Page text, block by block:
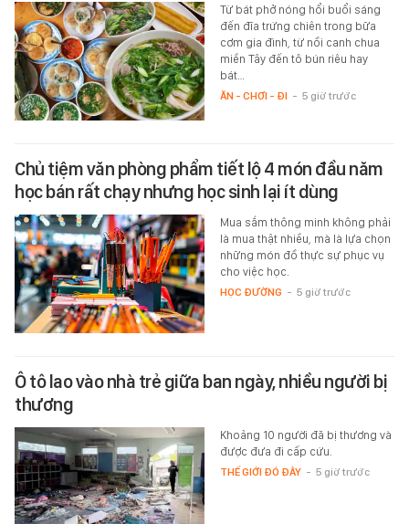
Từ bát phở nóng hổi buổi sáng
đến đĩa trứng chiên trong bữa
cơm gia đình, từ nồi canh chua
miền Tây đến tô bún riêu hay
bát…
ĂN - CHƠI - ĐI - 5 giờ trước
Chủ tiệm văn phòng phẩm tiết lộ 4 món đầu năm
học bán rất chạy nhưng học sinh lại ít dùng
Mua sắm thông minh không phải
là mua thật nhiều, mà là lựa chọn
những món đồ thực sự phục vụ
cho việc học.
HỌC ĐƯỜNG - 5 giờ trước
Ô tô lao vào nhà trẻ giữa ban ngày, nhiều người bị
thương
Khoảng 10 người đã bị thương và
được đưa đi cấp cứu.
THẾ GIỚI ĐÓ ĐÂY - 5 giờ trước